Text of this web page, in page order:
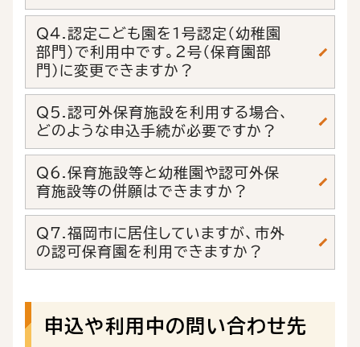
Q4.認定こども園を１号認定（幼稚園
部門）で利用中です。２号（保育園部
門）に変更できますか？
Q5.認可外保育施設を利用する場合、
どのような申込手続が必要ですか？
Q6.保育施設等と幼稚園や認可外保
育施設等の併願はできますか？
Q7.福岡市に居住していますが、市外
の認可保育園を利用できますか？
申込や利用中の問い合わせ先